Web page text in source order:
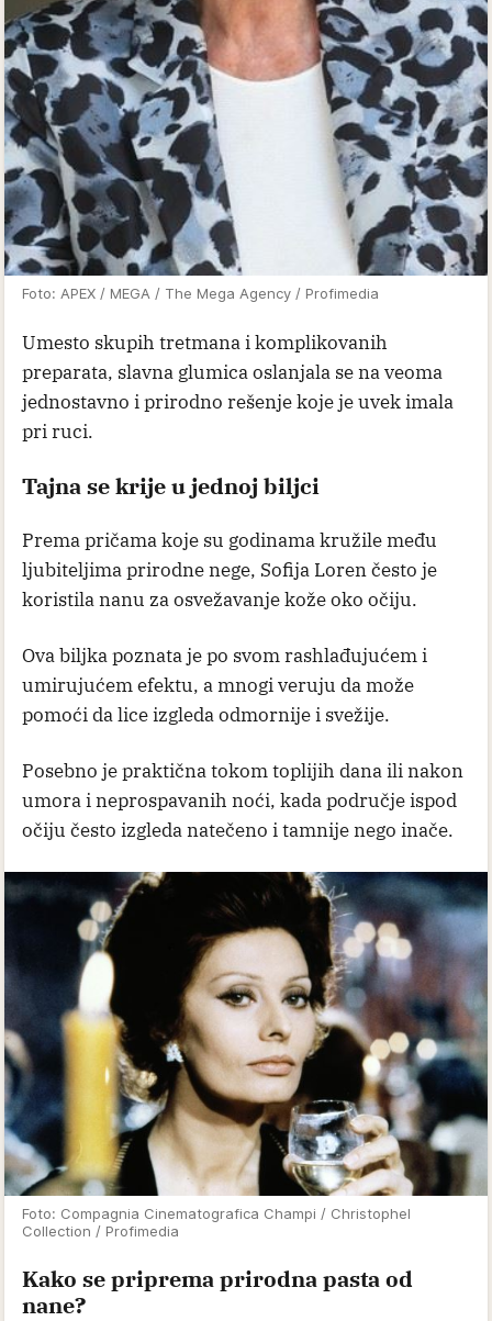
Foto: APEX / MEGA / The Mega Agency / Profimedia
Umesto skupih tretmana i komplikovanih
preparata, slavna glumica oslanjala se na veoma
jednostavno i prirodno rešenje koje je uvek imala
pri ruci.
Tajna se krije u jednoj biljci
Prema pričama koje su godinama kružile među
ljubiteljima prirodne nege, Sofija Loren često je
koristila nanu za osvežavanje kože oko očiju.
Ova biljka poznata je po svom rashlađujućem i
umirujućem efektu, a mnogi veruju da može
pomoći da lice izgleda odmornije i svežije.
Posebno je praktična tokom toplijih dana ili nakon
umora i neprospavanih noći, kada područje ispod
očiju često izgleda natečeno i tamnije nego inače.
Foto: Compagnia Cinematografica Champi / Christophel
Collection / Profimedia
Kako se priprema prirodna pasta od
nane?